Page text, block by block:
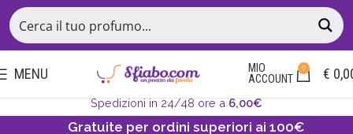
MENU
MIO
ACCOUNT
0 €
Spedizioni in 24/48 ore a6,00€
Gratuite per ordini superiori ai 100€